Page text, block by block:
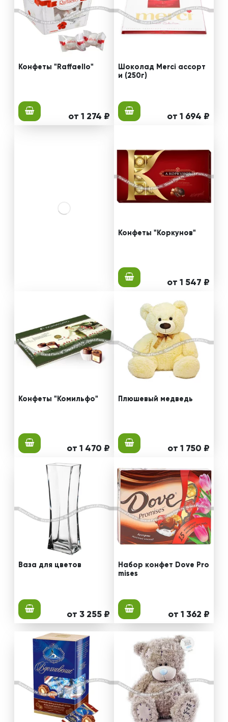
Конфеты "Raffaello"
от 1 274 ₽
Шоколад Merci ассорт
и (250г)
от 1 694 ₽
Конфеты "Коркунов"
от 1 547 ₽
Конфеты "Комильфо"
от 1 470 ₽
Плюшевый медведь
от 1 750 ₽
Ваза для цветов
от 3 255 ₽
Набор конфет Dove Pro
mises
от 1 362 ₽